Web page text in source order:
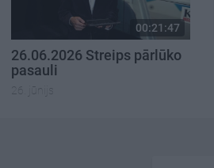
00:21:47
26.06.2026 Streips pārlūko
pasauli
26. jūnijs